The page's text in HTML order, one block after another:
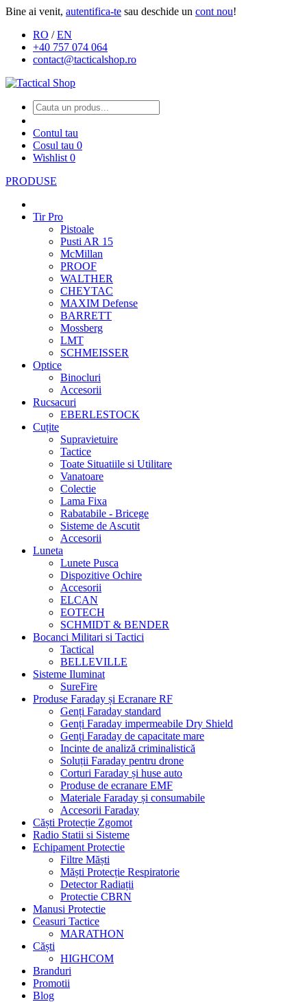
Bine ai venit, autentifica-te sau deschide un cont nou!
RO /EN
+40 757 074 064
contact@tacticalshop.ro
Contul tau
Cosul tau 0
Wishlist 0
PRODUSE
Tir Pro
Pistoale
Pusti AR 15
McMillan
PROOF
WALTHER
CHEYTAC
MAXIM Defense
BARRETT
Mossberg
LMT
SCHMEISSER
Optice
Binocluri
Accesorii
Rucsacuri
EBERLESTOCK
Cuțite
Supravietuire
Tactice
Toate Situatiile si Utilitare
Vanatoare
Colectie
Lama Fixa
Rabatabile - Bricege
Sisteme de Ascutit
Accesorii
Luneta
Lunete Pusca
Dispozitive Ochire
Accesorii
ELCAN
EOTECH
SCHMIDT & BENDER
Bocanci Militari si Tactici
Tactical
BELLEVILLE
Sisteme Iluminat
SureFire
Produse Faraday și Ecranare RF
Genți Faraday standard
Genți Faraday impermeabile Dry Shield
Genți Faraday de capacitate mare
Incinte de analiză criminalistică
Soluții Faraday pentru drone
Corturi Faraday și huse auto
Produse de ecranare EMF
Materiale Faraday și consumabile
Accesorii Faraday
Căști Protecție Zgomot
Radio Statii si Sisteme
Echipament Protectie
Filtre Măști
Măști Protecție Respiratorie
Detector Radiații
Protectie CBRN
Manusi Protectie
Ceasuri Tactice
MARATHON
Căști
HIGHCOM
Branduri
Promotii
Blog